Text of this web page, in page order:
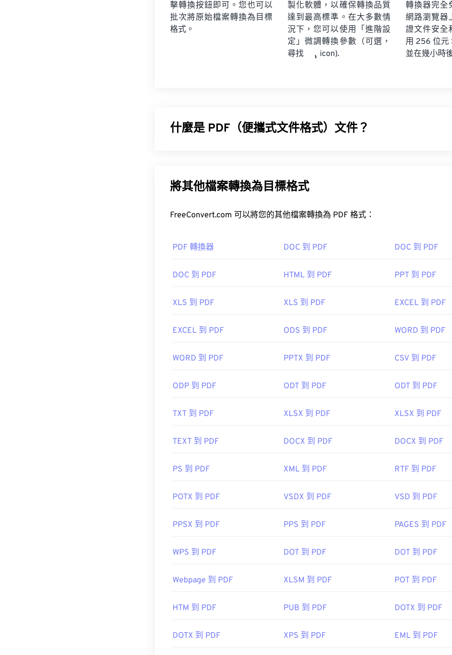
擊轉換按鈕即可。您也可以
批次將原始檔案轉換為目標
格式。
製化軟體，以確保轉換品質
達到最高標準。在大多數情
況下，您可以使用「進階設
定」微調轉換參數（可選，
尋找
icon).
轉換器完全
網路瀏覽器
證文件安全
用 256 位元
並在幾小時
什麼是 PDF（便攜式文件格式）文件？
何裝置或作業系統上看起來都完全一樣。
如何開啟 PDF 檔案？
大多數人在需要開啟 PDF 檔案時會直接使用 Adobe Acrobat Reader 。 Adobe
大多數網頁瀏覽器，如 Chrome 和 Firefox，都能直接開啟 PDF 檔案。你可能
更高級的功能，我強烈推薦
SumatraPDF或
開發者： ISO
實用連結：
https://en.wikipedia.org/wiki/Portable_Document_Format
將其他檔案轉換為目標格式
FreeConvert.com 可以將您的其他檔案轉換為 PDF 格式：
PDF 轉換器 DOC 到 PDF DOC 到 PDF
DOC 到 PDF HTML 到 PDF PPT 到 PDF
XLS 到 PDF XLS 到 PDF EXCEL 到 PDF
EXCEL 到 PDF ODS 到 PDF WORD 到 PDF
WORD 到 PDF PPTX 到 PDF CSV 到 PDF
ODP 到 PDF ODT 到 PDF ODT 到 PDF
TXT 到 PDF XLSX 到 PDF XLSX 到 PDF
TEXT 到 PDF DOCX 到 PDF DOCX 到 PDF
PS 到 PDF XML 到 PDF RTF 到 PDF
POTX 到 PDF VSDX 到 PDF VSD 到 PDF
PPSX 到 PDF PPS 到 PDF PAGES 到 PDF
WPS 到 PDF DOT 到 PDF DOT 到 PDF
Webpage 到 PDF XLSM 到 PDF POT 到 PDF
HTM 到 PDF PUB 到 PDF DOTX 到 PDF
DOTX 到 PDF XPS 到 PDF EML 到 PDF